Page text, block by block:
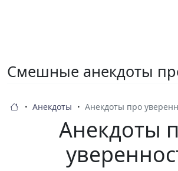
Смешные анекдоты
Анекдоты Анекдоты про
Анекдоты